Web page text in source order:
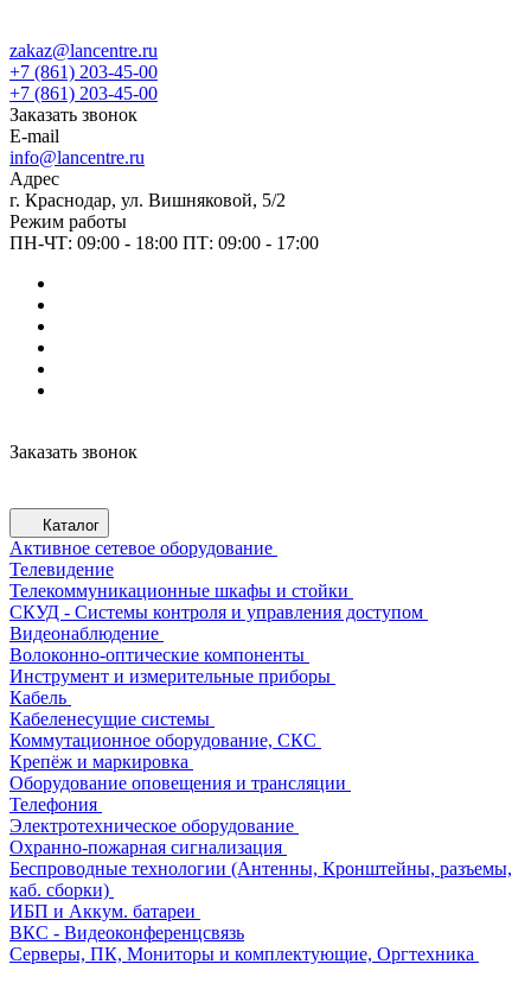
zakaz@lancentre.ru
+7 (861) 203-45-00
+7 (861) 203-45-00
Заказать звонок
E-mail
info@lancentre.ru
Адрес
г. Краснодар, ул. Вишняковой, 5/2
Режим работы
ПН-ЧТ: 09:00 - 18:00 ПТ: 09:00 - 17:00
Заказать звонок
Каталог
Активное сетевое оборудование
Телевидение
Телекоммуникационные шкафы и стойки
СКУД - Системы контроля и управления доступом
Видеонаблюдение
Волоконно-оптические компоненты
Инструмент и измерительные приборы
Кабель
Кабеленесущие системы
Коммутационное оборудование, СКС
Крепёж и маркировка
Оборудование оповещения и трансляции
Телефония
Электротехническое оборудование
Охранно-пожарная сигнализация
Беспроводные технологии (Антенны, Кронштейны, разъемы,
каб. сборки)
ИБП и Аккум. батареи
ВКС - Видеоконференцсвязь
Серверы, ПК, Мониторы и комплектующие, Оргтехника